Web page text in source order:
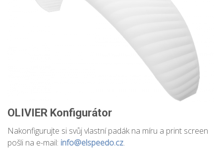
OLIVIER Konfigurátor
Nakonfigurujte si svůj vlastní padák na míru a print screen
pošli na e-mail: info@elspeedo.cz.